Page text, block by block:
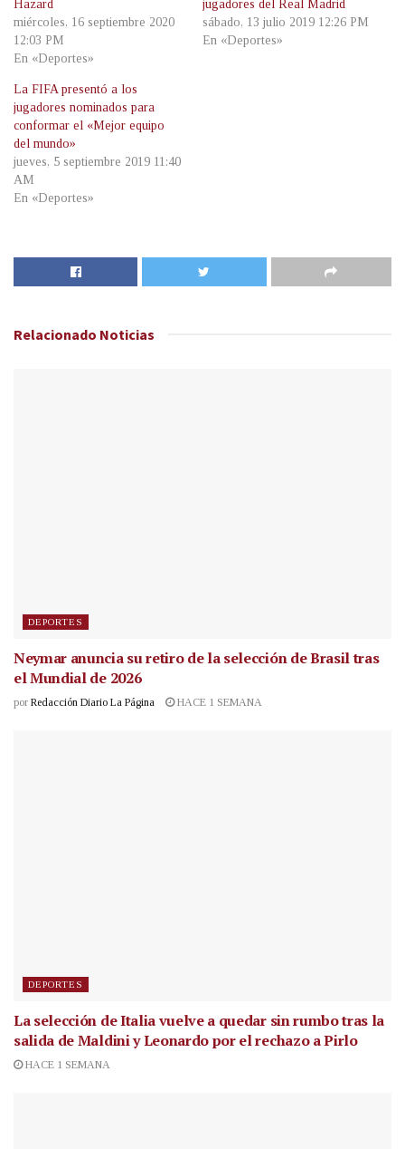
Hazard
miércoles, 16 septiembre 2020
12:03 PM
En «Deportes»
jugadores del Real Madrid
sábado, 13 julio 2019 12:26 PM
En «Deportes»
La FIFA presentó a los
jugadores nominados para
conformar el «Mejor equipo
del mundo»
jueves, 5 septiembre 2019 11:40
AM
En «Deportes»
Relacionado Noticias
DEPORTES
Neymar anuncia su retiro de la selección de Brasil tras
el Mundial de 2026
por Redacción Diario La Página HACE 1 SEMANA
DEPORTES
La selección de Italia vuelve a quedar sin rumbo tras la
salida de Maldini y Leonardo por el rechazo a Pirlo
HACE 1 SEMANA